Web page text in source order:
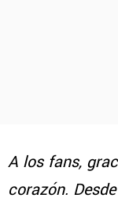
A los fans,
corazón.